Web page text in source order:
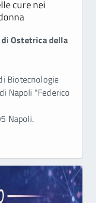
cure nei
diOstetrica della
Biotecnologie
Napoli "Federico
Napoli.